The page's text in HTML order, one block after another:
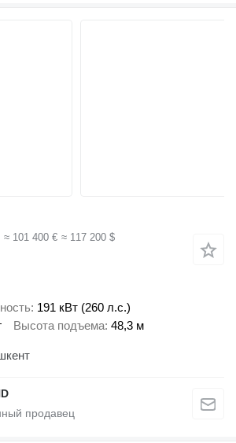
≈ 101 400 € ≈ 117 200 $
191 кВт (260 л.с.)
Высота подъема 48,3 м